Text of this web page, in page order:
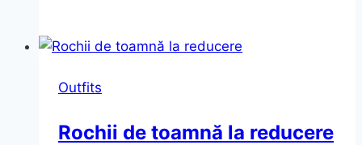
and
VIDEO
Outfits
Rochii de toamnă la reducere